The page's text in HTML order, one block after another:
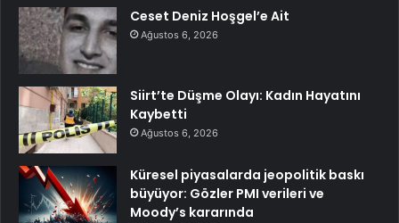
Ceset Deniz Hoşgel’e Ait
Ağustos 6, 2026
Siirt’te Düşme Olayı: Kadın Hayatını
Kaybetti
Ağustos 6, 2026
Küresel piyasalarda jeopolitik baskı
büyüyor: Gözler PMI verileri ve
Moody’s kararında